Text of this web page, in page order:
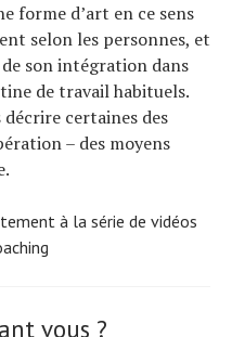
forme d’art en ce sens
selon les personnes, et
son intégration dans
de travail habituels.
certaines des
– des moyens
à la série de vidéos
vous ?